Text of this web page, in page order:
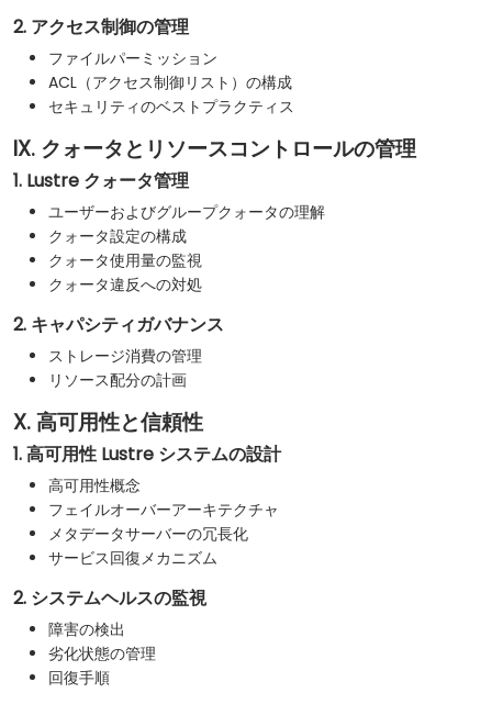
2. アクセス制御の管理
ファイルパーミッション
ACL（アクセス制御リスト）の構成
セキュリティのベストプラクティス
IX. クォータとリソースコントロールの管理
1. Lustre クォータ管理
ユーザーおよびグループクォータの理解
クォータ設定の構成
クォータ使用量の監視
クォータ違反への対処
2. キャパシティガバナンス
ストレージ消費の管理
リソース配分の計画
X. 高可用性と信頼性
1. 高可用性 Lustre システムの設計
高可用性概念
フェイルオーバーアーキテクチャ
メタデータサーバーの冗長化
サービス回復メカニズム
2. システムヘルスの監視
障害の検出
劣化状態の管理
回復手順